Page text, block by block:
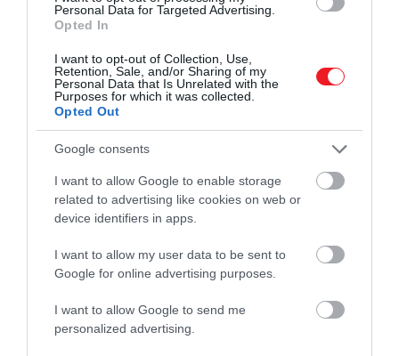
Personal Data for Targeted Advertising.
Opted In
I want to opt-out of Collection, Use,
Retention, Sale, and/or Sharing of my
Personal Data that Is Unrelated with the
Purposes for which it was collected.
Opted Out
Google consents
I want to allow Google to enable storage
related to advertising like cookies on web or
device identifiers in apps.
I want to allow my user data to be sent to
Google for online advertising purposes.
I want to allow Google to send me
personalized advertising.
A felújítás 2020 őszén kezdődött, miután a teljes
Citadella-komplexum 2014-ben állami tulajdonba
került. A munkálatok során kelta, római és török
leletek kerültek elő, a falakat pedig meg is kellett
erősíteni. A tervezők igyekeztek a lehető legtöbb
eredeti követ és Habsburg-kori építési technikát
felhasználni, ugyanakkor modern anyagokat is
beépítettek, hogy a helyszín egyszerre őrizze meg a
múltat és kapjon korszerű, friss megjelenést.
Ez is érdekelhet!
Filozófikus fine dining Óbudán: megnyílt
az Epicurean